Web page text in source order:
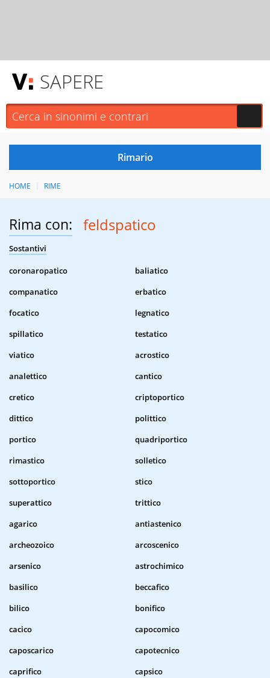
SAPERE
HOME RIME
Rima con: feldspatico
Sostantivi
coronaropatico
baliatico
companatico
erbatico
focatico
legnatico
spillatico
testatico
viatico
acrostico
analettico
cantico
cretico
criptoportico
dittico
polittico
portico
quadriportico
rimastico
solletico
sottoportico
stico
superattico
trittico
agarico
antiastenico
archeozoico
arcoscenico
arsenico
astrochimico
basilico
beccafico
bilico
bonifico
cacico
capocomico
caposcarico
capotecnico
caprifico
capsico